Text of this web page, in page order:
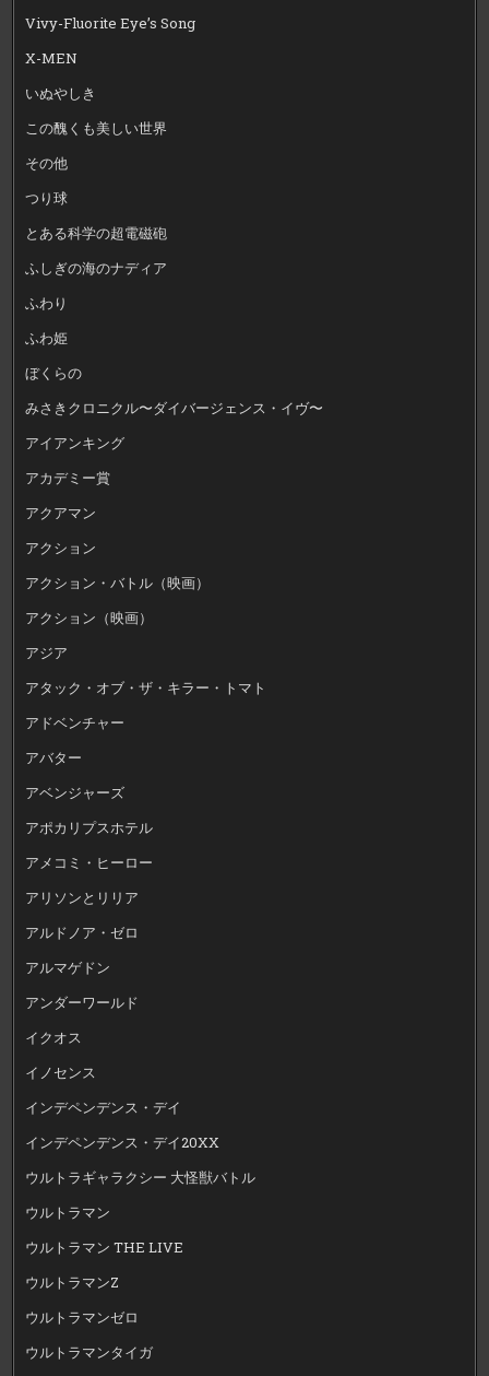
Vivy-Fluorite Eye’s Song
X-MEN
いぬやしき
この醜くも美しい世界
その他
つり球
とある科学の超電磁砲
ふしぎの海のナディア
ふわり
ふわ姫
ぼくらの
みさきクロニクル〜ダイバージェンス・イヴ〜
アイアンキング
アカデミー賞
アクアマン
アクション
アクション・バトル（映画）
アクション（映画）
アジア
アタック・オブ・ザ・キラー・トマト
アドベンチャー
アバター
アベンジャーズ
アポカリプスホテル
アメコミ・ヒーロー
アリソンとリリア
アルドノア・ゼロ
アルマゲドン
アンダーワールド
イクオス
イノセンス
インデペンデンス・デイ
インデペンデンス・デイ20XX
ウルトラギャラクシー 大怪獣バトル
ウルトラマン
ウルトラマン THE LIVE
ウルトラマンZ
ウルトラマンゼロ
ウルトラマンタイガ